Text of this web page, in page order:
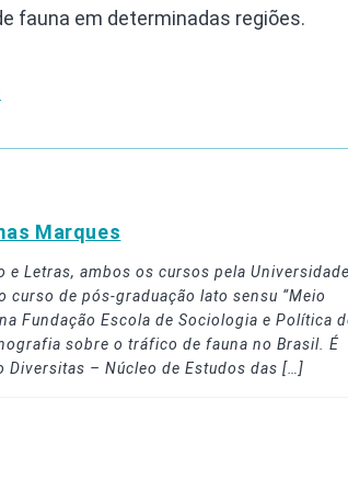
fauna em determinadas regiões.
Marques
e Letras, ambos os cursos pela
curso de pós-graduação lato sensu “Meio
Fundação Escola de Sociologia e Política
sobre o tráfico de fauna no Brasil. É
Diversitas – Núcleo de Estudos das […]